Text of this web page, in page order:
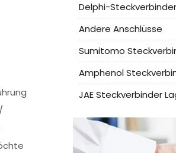
Delphi-Steckverbinder
Andere Anschlüsse
Sumitomo
Amphenol
JAE Steckverbinder